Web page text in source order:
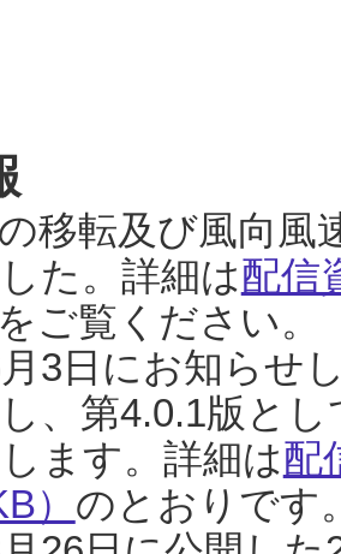
移転及び風向風
た。詳細は配信
をご覧ください。
3日にお知らせ
、第4.0.1版と
ます。詳細は配
） のとおりです